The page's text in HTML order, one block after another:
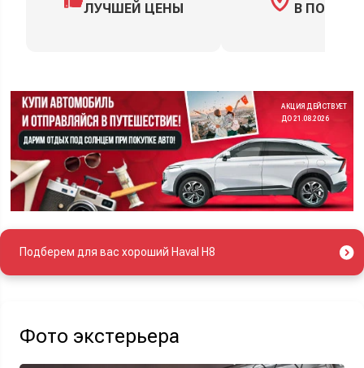
ЛУЧШЕЙ ЦЕНЫ
В
АКЦИЯ ДЕЙСТВУЕТ
ДО 21.08.2026
Подберем для вас хороший Haval H8
Фото экстерьера